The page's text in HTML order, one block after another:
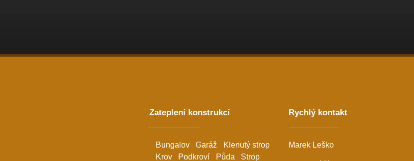
Zateplení konstrukcí
Bungalov Garáž
Klenutý strop
Krov
Podkroví Půda Strop
Rychlý kontakt
Marek Leško